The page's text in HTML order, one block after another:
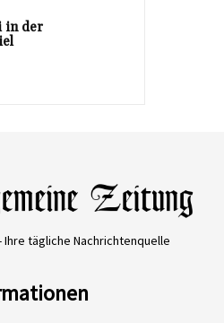
in der
Ihre tägliche Nachrichtenquelle